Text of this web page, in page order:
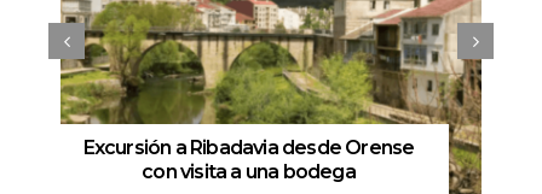
Excursión a Ribadavia desde Orense
con visita a una bodega